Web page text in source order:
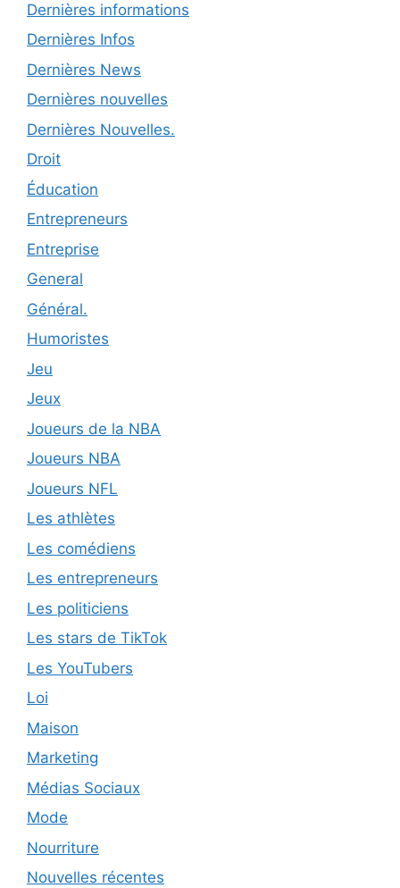
Dernières informations
Dernières Infos
Dernières News
Dernières nouvelles
Dernières Nouvelles.
Droit
Éducation
Entrepreneurs
Entreprise
General
Général.
Humoristes
Jeu
Jeux
Joueurs de la NBA
Joueurs NBA
Joueurs NFL
Les athlètes
Les comédiens
Les entrepreneurs
Les politiciens
Les stars de TikTok
Les YouTubers
Loi
Maison
Marketing
Médias Sociaux
Mode
Nourriture
Nouvelles récentes